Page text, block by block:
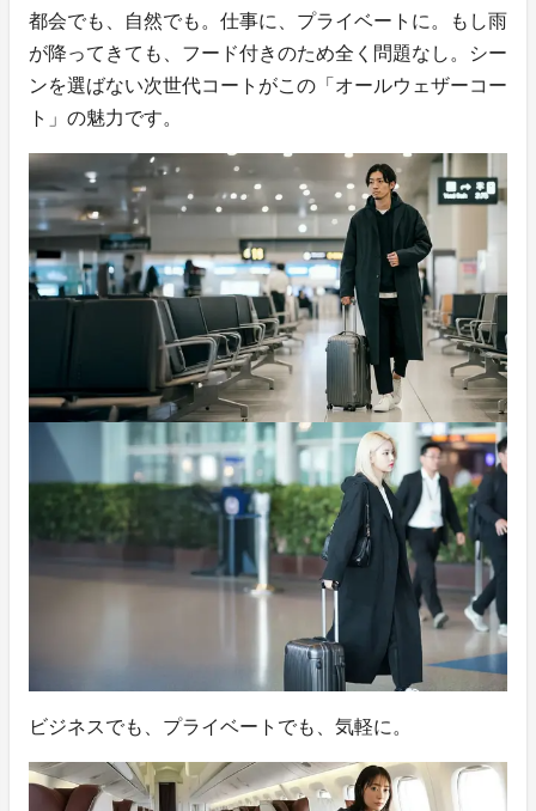
都会でも、自然でも。仕事に、プライベートに。もし雨
が降ってきても、フード付きのため全く問題なし。シー
ンを選ばない次世代コートがこの「オールウェザーコー
ト」の魅力です。
ビジネスでも、プライベートでも、気軽に。